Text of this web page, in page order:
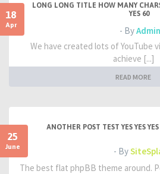
18
Apr
LONG LONG TITLE HOW MANY
YES 60
- ByAdmin
We have created lots of YouTube
achieve [...]
READ MORE
25
June
ANOTHER POST TEST YES YES
- By
The best flat phpBB theme around.